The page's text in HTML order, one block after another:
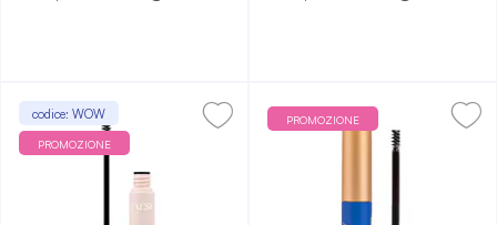
codice: WOW
PROMOZIONE
PROMOZIONE